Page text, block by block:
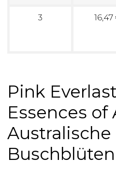
3
Pink
Essences of
Australische
Buschblüten